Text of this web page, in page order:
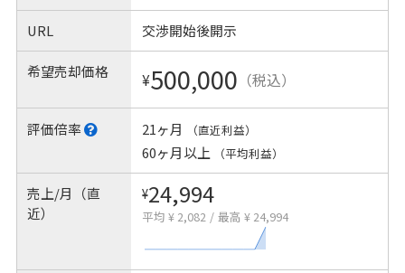
URL 交渉開始後開示
希望売却価格 ¥500,000 （税込）
評価倍率 21ヶ月 （直近利益）
60ヶ月以上 （平均利益）
売上/月（直
近）
¥24,994
平均 ¥ 2,082 / 最高 ¥ 24,994